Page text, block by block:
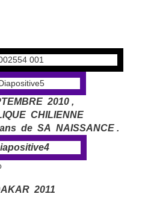
2010 ,
CHILIENNE
de SA NAISSANCE .
2011